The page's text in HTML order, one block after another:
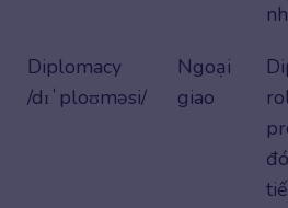
Diplomacy
/dɪˈploʊməsi/
Ngoại
giao